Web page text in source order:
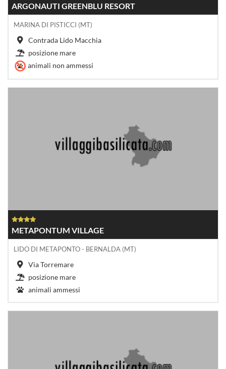
ARGONAUTI GREENBLU RESORT
MARINA DI PISTICCI (MT)
Contrada Lido Macchia
posizione mare
animali non ammessi
METAPONTUM VILLAGE
LIDO DI METAPONTO - BERNALDA (MT)
Via Torremare
posizione mare
animali ammessi